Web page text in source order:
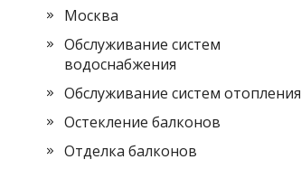
Москва
Обслуживание систем
водоснабжения
Обслуживание систем отопления
Остекление балконов
Отделка балконов